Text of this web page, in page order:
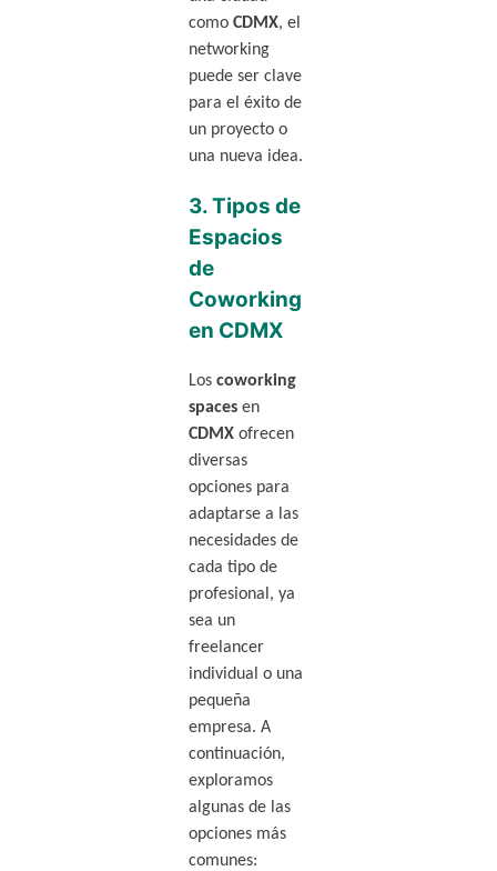
como CDMX, el
networking
puede ser clave
para el éxito de
un proyecto o
una nueva idea.
3.Tipos de
Espacios
de
Coworking
en CDMX
Los coworking
spacesen
CDMXofrecen
diversas
opciones para
adaptarse a las
necesidades de
cada tipo de
profesional, ya
sea un
freelancer
individual o una
pequeña
empresa. A
continuación,
exploramos
algunas de las
opciones más
comunes: